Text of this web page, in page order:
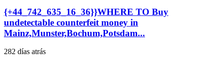
{+44_742_635_16_36}}WHERE TO Buy
undetectable counterfeit money in
Mainz,Munster,Bochum,Potsdam...
282 días atrás